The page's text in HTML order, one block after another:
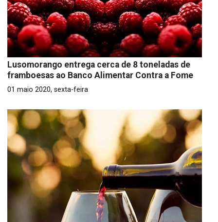
Lusomorango entrega cerca de 8 toneladas de
framboesas ao Banco Alimentar Contra a Fome
01 maio 2020, sexta-feira